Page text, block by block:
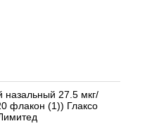
назальный 27.5 мкг/
(1)) Глаксо